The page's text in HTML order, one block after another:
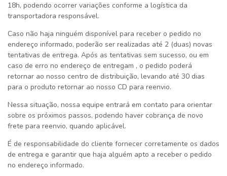
18h, podendo ocorrer variações conforme a logística da
transportadora responsável.
Caso não haja ninguém disponível para receber o pedido no
endereço informado, poderão ser realizadas até 2 (duas) novas
tentativas de entrega. Após as tentativas sem sucesso, ou em
caso de erro no endereço de entregam , o pedido poder
retornar ao nosso centro de distribuição, levando até 30 dias
para o produto retornar ao nosso CD para reenvio.
Nessa situação, nossa equipe entrará em contato para orientar
sobre os próximos passos, podendo haver cobrança de novo
frete para reenvio, quando aplicável.
É de responsabilidade do cliente fornecer corretamente os dados
de entrega e garantir que haja alguém apto a receber o pedido
no endereço informado.